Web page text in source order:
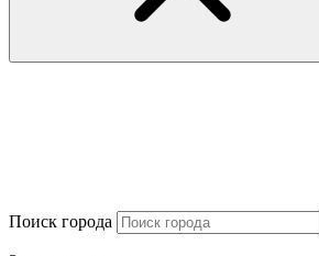
Поиск города